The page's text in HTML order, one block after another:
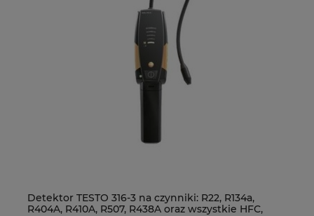
Detektor TESTO 316-3 na czynniki: R22, R134a,
R404A, R410A, R507, R438A oraz wszystkie HFC,